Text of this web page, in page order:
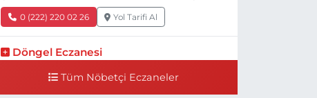
0 (222) 220 02 26 Yol Tarifi Al
Döngel Eczanesi
300 mt ilerisi bim markete kadar sol tarafı
Tüm Nöbetçi Eczaneler